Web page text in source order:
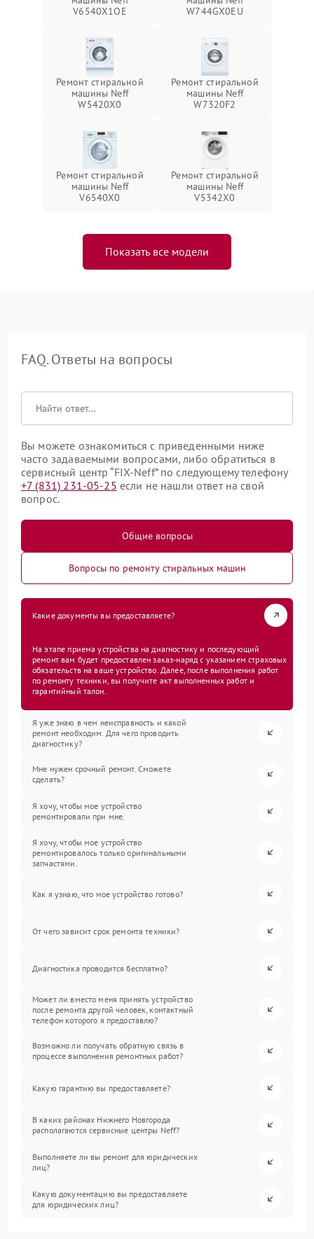
V6540X1OE
W744GX0EU
Ремонт стиральной
машины Neff
W5420X0
Ремонт стиральной
машины Neff
W7320F2
Ремонт стиральной
машины Neff
V6540X0
Ремонт стиральной
машины Neff
V5342X0
Показать все модели
FAQ. Ответы на вопросы
Вы можете ознакомиться с приведенными ниже
часто задаваемыми вопросами, либо обратиться в
сервисный центр “FIX-Neff” по следующему телефону
+7 (831) 231-05-25 если не нашли ответ на свой
вопрос.
Общие вопросы
Вопросы по ремонту стиральных машин
Какие документы вы предоставляете?
На этапе приема устройства на диагностику и последующий
ремонт вам будет предоставлен заказ-наряд с указанием страховых
обязательств на ваше устройство. Далее, после выполнения работ
по ремонту техники, вы получите акт выполненных работ и
гарантийный талон.
Я уже знаю в чем неисправность и какой
ремонт необходим. Для чего проводить
диагностику?
Мне нужен срочный ремонт. Сможете
сделать?
Я хочу, чтобы мое устройство
ремонтировали при мне.
Я хочу, чтобы мое устройство
ремонтировалось только оригинальными
запчастями.
Как я узнаю, что мое устройство готово?
От чего зависит срок ремонта техники?
Диагностика проводится бесплатно?
Может ли вместо меня принять устройство
после ремонта другой человек, контактный
телефон которого я предоставлю?
Возможно ли получать обратную связь в
процессе выполнения ремонтных работ?
Какую гарантию вы предоставляете?
В каких районах Нижнего Новгорода
располагаются сервисные центры Neff?
Выполняете ли вы ремонт для юридических
лиц?
Какую документацию вы предоставляете
для юридических лиц?